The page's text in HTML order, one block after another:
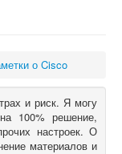
о Cisco
и риск. Я могу
100% решение,
настроек. О
материалов и